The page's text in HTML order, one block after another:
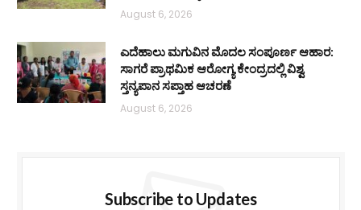
August 6, 2026
ಎದೆಹಾಲು ಮಗುವಿನ ಮೊದಲ ಸಂಪೂರ್ಣ ಆಹಾರ:
ಸಾಗರೆ ಪ್ರಾಥಮಿಕ ಆರೋಗ್ಯ ಕೇಂದ್ರದಲ್ಲಿ ವಿಶ್ವ
ಸ್ತನ್ಯಪಾನ ಸಪ್ತಾಹ ಆಚರಣೆ
August 6, 2026
Subscribe to Updates